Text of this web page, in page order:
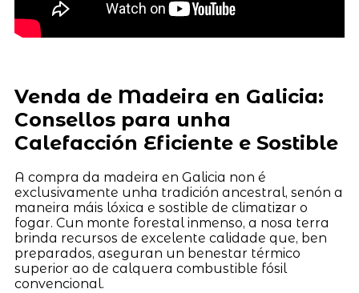
Venda de Madeira en Galicia:
Consellos para unha
Calefacción Eficiente e Sostible
A compra da madeira en Galicia non é
exclusivamente unha tradición ancestral, senón a
maneira máis lóxica e sostible de climatizar o
fogar. Cun monte forestal inmenso, a nosa terra
brinda recursos de excelente calidade que, ben
preparados, aseguran un benestar térmico
superior ao de calquera combustible fósil
convencional.